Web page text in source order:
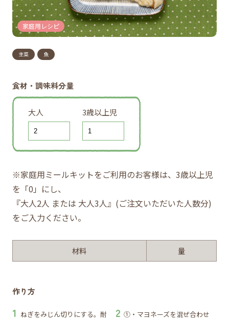
家庭用レシピ
主菜 魚
食材・調味料分量
大人 3歳以上児
※家庭用ミールキットをご利用のお客様は、3歳以上児
を「0」にし、
『大人2人 または 大人3人』(ご注文いただいた人数分)
をご入力ください。
材料 量
作り方
ねぎをみじん切りにする。耐
①・マヨネーズを混ぜ合わせ